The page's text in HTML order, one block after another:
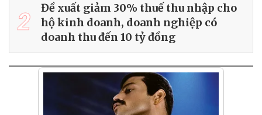
2
Đề xuất giảm 30% thuế thu nhập cho
hộ kinh doanh, doanh nghiệp có
doanh thu đến 10 tỷ đồng